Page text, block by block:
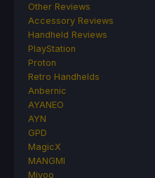
Other Reviews
Accessory Reviews
Handheld Reviews
PlayStation
Proton
Retro Handhelds
Anbernic
AYANEO
AYN
GPD
MagicX
MANGMI
Miyoo